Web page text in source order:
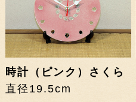
時計（ピンク）さくら
直径19.5cm